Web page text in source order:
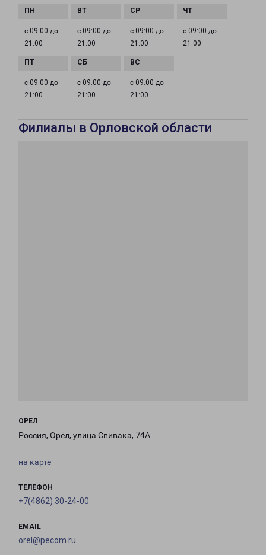
с 09:00 до
21:00
с 09:00 до
21:00
с 09:00 до
21:00
с 09:00 до
21:00
с 09:00 до
21:00
с 09:00 до
21:00
с 09:00 до
21:00
Филиалы в Орловской области
ОРЕЛ
Россия, Орёл, улица Спивака, 74А
на карте
ТЕЛЕФОН
+7(4862) 30-24-00
EMAIL
orel@pecom.ru